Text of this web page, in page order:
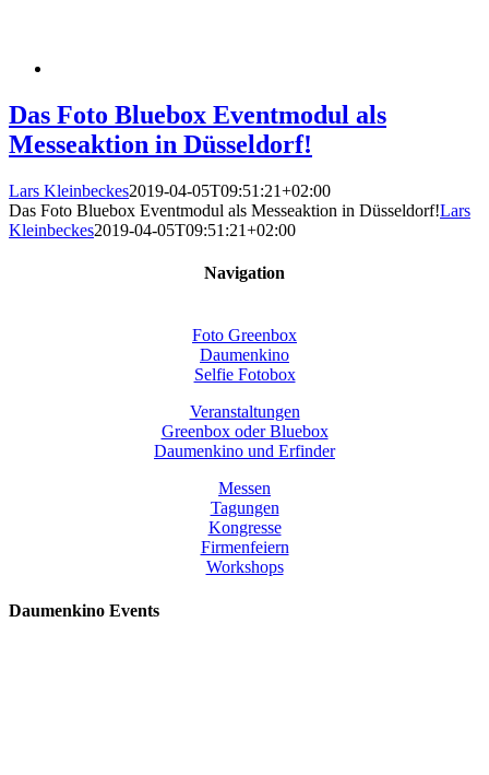
Das Foto Bluebox Eventmodul als
Messeaktion in Düsseldorf!
Lars Kleinbeckes2019-04-05T09:51:21+02:00
Das Foto Bluebox Eventmodul als Messeaktion in Düsseldorf!Lars
Kleinbeckes2019-04-05T09:51:21+02:00
Navigation
Foto Greenbox
Daumenkino
Selfie Fotobox
Veranstaltungen
Greenbox oder Bluebox
Daumenkino und Erfinder
Messen
Tagungen
Kongresse
Firmenfeiern
Workshops
Daumenkino Events